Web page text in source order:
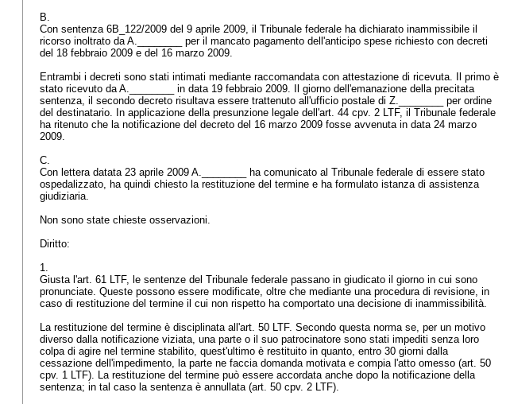
B.
Con sentenza 6B_122/2009 del 9 aprile 2009, il Tribunale federale ha dichiarato inammissibile il
ricorso inoltrato da A.________ per il mancato pagamento dell'anticipo spese richiesto con decreti
del 18 febbraio 2009 e del 16 marzo 2009.
Entrambi i decreti sono stati intimati mediante raccomandata con attestazione di ricevuta. Il primo è
stato ricevuto da A.________ in data 19 febbraio 2009. Il giorno dell'emanazione della precitata
sentenza, il secondo decreto risultava essere trattenuto all'ufficio postale di Z.________ per ordine
del destinatario. In applicazione della presunzione legale dell'art. 44 cpv. 2 LTF, il Tribunale federale
ha ritenuto che la notificazione del decreto del 16 marzo 2009 fosse avvenuta in data 24 marzo
2009.
C.
Con lettera datata 23 aprile 2009 A.________ ha comunicato al Tribunale federale di essere stato
ospedalizzato, ha quindi chiesto la restituzione del termine e ha formulato istanza di assistenza
giudiziaria.
Non sono state chieste osservazioni.
Diritto:
1.
Giusta l'art. 61 LTF, le sentenze del Tribunale federale passano in giudicato il giorno in cui sono
pronunciate. Queste possono essere modificate, oltre che mediante una procedura di revisione, in
caso di restituzione del termine il cui non rispetto ha comportato una decisione di inammissibilità.
La restituzione del termine è disciplinata all'art. 50 LTF. Secondo questa norma se, per un motivo
diverso dalla notificazione viziata, una parte o il suo patrocinatore sono stati impediti senza loro
colpa di agire nel termine stabilito, quest'ultimo è restituito in quanto, entro 30 giorni dalla
cessazione dell'impedimento, la parte ne faccia domanda motivata e compia l'atto omesso (art. 50
cpv. 1 LTF). La restituzione del termine può essere accordata anche dopo la notificazione della
sentenza; in tal caso la sentenza è annullata (art. 50 cpv. 2 LTF).